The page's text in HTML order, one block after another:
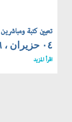
تعيين كتبة
٠٤ حزيران ، ٢٠٢٦
اقرأ المزيد